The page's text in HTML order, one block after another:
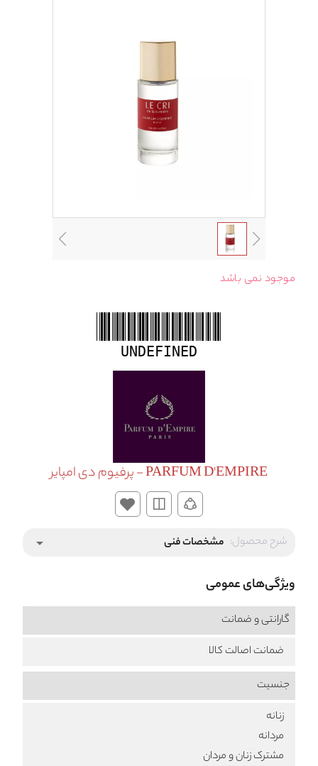
موجود نمی باشد
UNDEFINED
PARFUM D'EMPIRE - پرفیوم دی امپایر
شرح محصول: مشخصات فنی arrow_drop_down
ویژگی‌های عمومی
گارانتی و ضمانت
ضمانت اصالت کالا
جنسیت
زنانه
مردانه
مشترک زنان و مردان